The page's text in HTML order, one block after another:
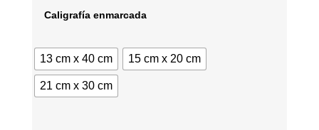
Caligrafía enmarcada
13 cm x 40 cm 15 cm x 20 cm
21 cm x 30 cm